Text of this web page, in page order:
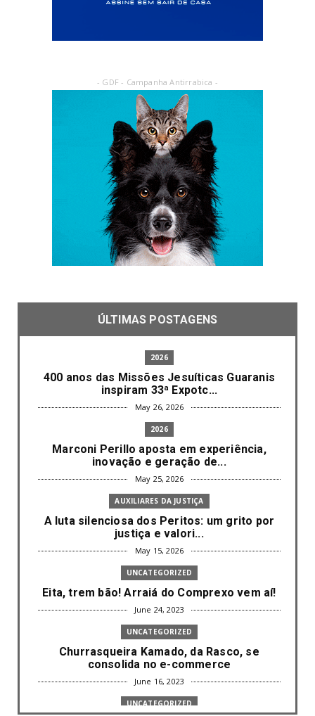
- GDF - Campanha Antirrabica -
ÚLTIMAS POSTAGENS
2026
400 anos das Missões Jesuíticas Guaranis
inspiram 33ª Expotc...
May 26, 2026
2026
Marconi Perillo aposta em experiência,
inovação e geração de...
May 25, 2026
AUXILIARES DA JUSTIÇA
A luta silenciosa dos Peritos: um grito por
justiça e valori...
May 15, 2026
UNCATEGORIZED
Eita, trem bão! Arraiá do Comprexo vem aí!
June 24, 2023
UNCATEGORIZED
Churrasqueira Kamado, da Rasco, se
consolida no e-commerce
June 16, 2023
UNCATEGORIZED